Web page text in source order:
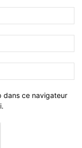
dans ce navigateur